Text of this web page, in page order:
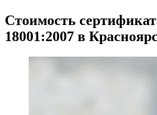
Стоимость
18001:2007 в